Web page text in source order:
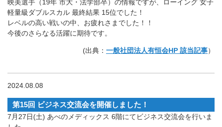
映美選手（19年 市大・法学部卒）の情報ですが、ローイング 女子
軽量級ダブルスカル 最終結果 15位でした！
レベルの高い戦いの中、お疲れさまでした！！
今後のさらなる活躍に期待です。
(出典： 一般社団法人有恒会HP 該当記事）
2024.08.08
第15回 ビジネス交流会を開催しました！
7月27日(土) あべのメディックス 6階にてビジネス交流会を行いま